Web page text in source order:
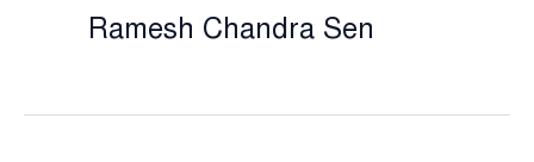
Ramesh Chandra Sen